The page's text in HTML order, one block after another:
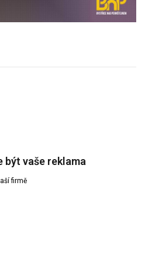
být vaše reklama
firmě